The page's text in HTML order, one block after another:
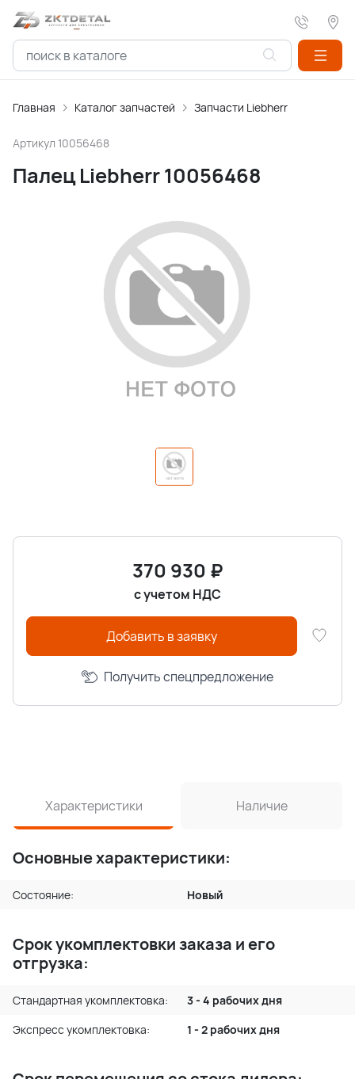
Главная Каталог запчастей Запчасти Liebherr
Артикул 10056468
Палец Liebherr 10056468
370 930 ₽
с учетом НДС
Добавить в заявку
Получить спецпредложение
Характеристики Наличие
Основные характеристики:
Состояние: Новый
Срок укомплектовки заказа и его
отгрузка:
Стандартная укомплектовка:
3 - 4 рабочих дня
Экспресс укомплектовка:
1 - 2 рабочих дня